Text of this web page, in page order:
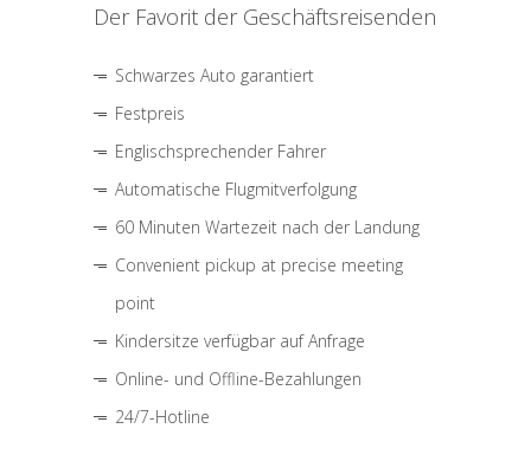
Der Favorit der Geschäftsreisenden
Schwarzes Auto garantiert
Festpreis
Englischsprechender Fahrer
Automatische Flugmitverfolgung
60 Minuten Wartezeit nach der Landung
Convenient pickup at precise meeting
point
Kindersitze verfügbar auf Anfrage
Online- und Offline-Bezahlungen
24/7-Hotline